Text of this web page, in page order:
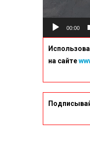
00:00
на сайте